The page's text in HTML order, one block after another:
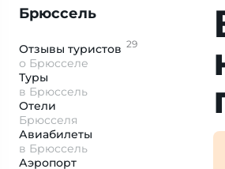
Брюссель
Отзывы туристов 29
о Брюсселе
Туры
в Брюссель
Отели
Брюсселя
Авиабилеты
в Брюссель
Аэропорт